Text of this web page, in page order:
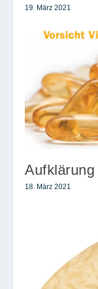
19. März 2021
18. März 2021